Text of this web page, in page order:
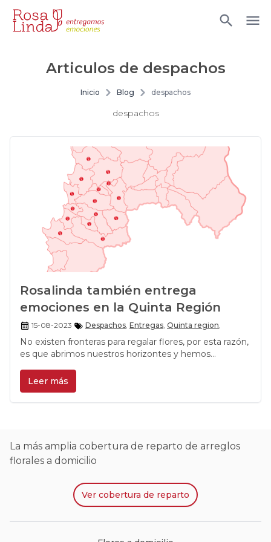
Articulos de despachos
Inicio Blog despachos
despachos
Rosalinda también entrega
emociones en la Quinta Región
15-08-2023 Despachos, Entregas, Quinta region,
No existen fronteras para regalar flores, por esta razón,
es que abrimos nuestros horizontes y hemos
nuestros productos. Contamos con un grupo de
repartidores especialistas en hacer llegar todos los
pedidos de la forma más pulcra para que, todo lo que
Leer más
La más amplia cobertura de reparto de arreglos
florales a domicilio
Ver cobertura de reparto